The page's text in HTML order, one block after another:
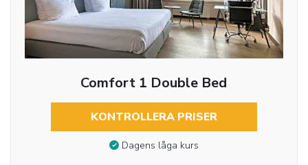
Comfort 1 Double Bed
KONTROLLERA PRISER
Dagens låga kurs